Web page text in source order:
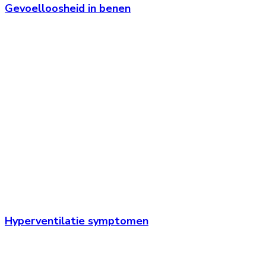
Gevoelloosheid in benen
Hyperventilatie symptomen